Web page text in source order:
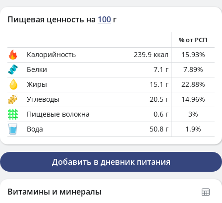
Пищевая ценность на 100 г
% от РСП
Калорийность 239.9 ккал 15.93%
Белки
7.1 г 7.89%
Жиры
15.1 г 22.88%
Углеводы
20.5 г 14.96%
Пищевые волокна
0.6 г 3%
Вода
50.8 г 1.9%
Добавить в дневник питания
Витамины и минералы